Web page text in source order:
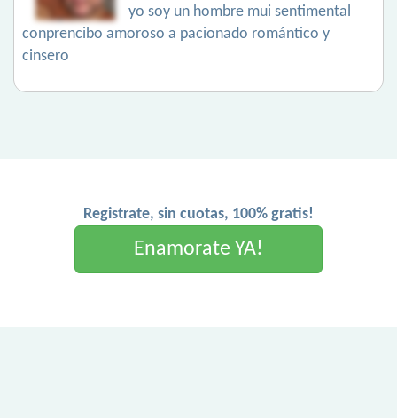
yo soy un hombre mui sentimental
conprencibo amoroso a pacionado romántico y
cinsero
Registrate, sin cuotas, 100% gratis!
Enamorate YA!